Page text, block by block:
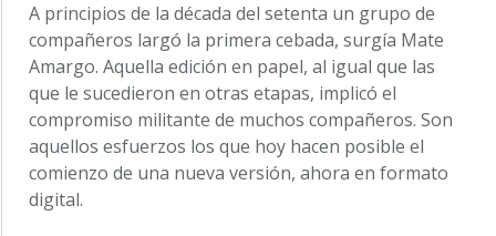
A principios de la década del setenta un grupo de
compañeros largó la primera cebada, surgía Mate
Amargo. Aquella edición en papel, al igual que las
que le sucedieron en otras etapas, implicó el
compromiso militante de muchos compañeros. Son
aquellos esfuerzos los que hoy hacen posible el
comienzo de una nueva versión, ahora en formato
digital.